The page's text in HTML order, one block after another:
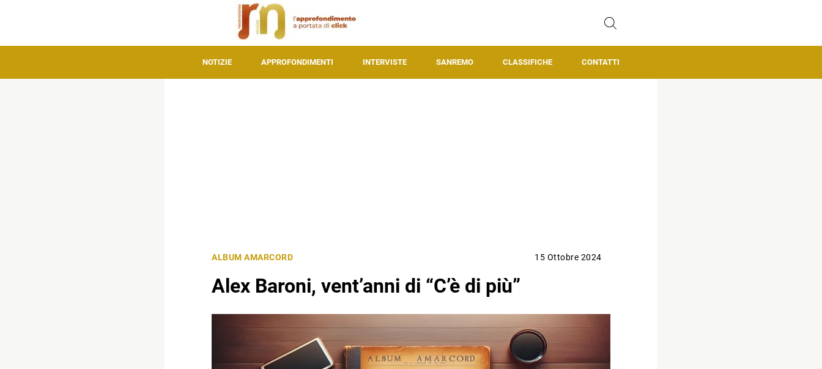
NOTIZIE APPROFONDIMENTI INTERVISTE SANREMO CLASSIFICHE CONTATTI
ALBUM AMARCORD 15 Ottobre 2024
Alex Baroni, vent’anni di “C’è di più”